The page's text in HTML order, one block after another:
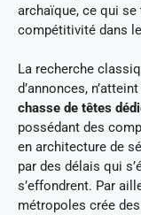
archaïque, ce qui
compétitivité dans
La recherche
d’annonces,
chasse de têtes
possédant des
en architecture de
par des délais qui
s’effondrent. Par
métropoles crée